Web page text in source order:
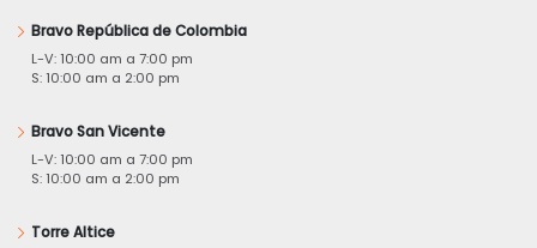
Bravo República de Colombia
L-V: 10:00 am a 7:00 pm
S: 10:00 am a 2:00 pm
Bravo San Vicente
L-V: 10:00 am a 7:00 pm
S: 10:00 am a 2:00 pm
Torre Altice